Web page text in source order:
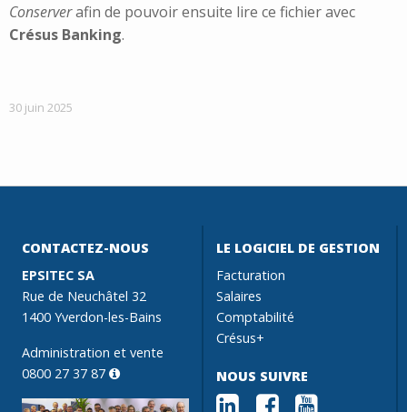
Conserverafin de pouvoir ensuite lire ce fichier avec
Crésus Banking.
30 juin 2025
CONTACTEZ-NOUS
EPSITEC SA
Rue de Neuchâtel 32
1400 Yverdon-les-Bains
Administration et vente
0800 27 37 87
LE LOGICIEL DE GESTION
Facturation
Salaires
Comptabilité
Crésus+
NOUS SUIVRE